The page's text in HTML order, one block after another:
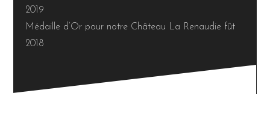
2019
Médaille d’Or pour notre Château La Renaudie fût
2018